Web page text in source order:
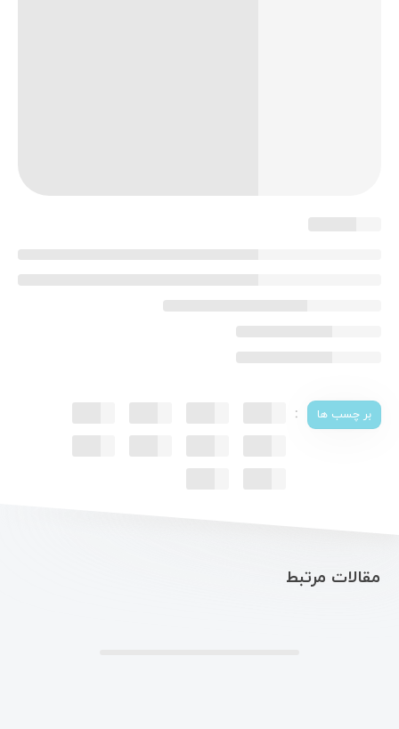
بر چسب ها :
مقالات مرتبط